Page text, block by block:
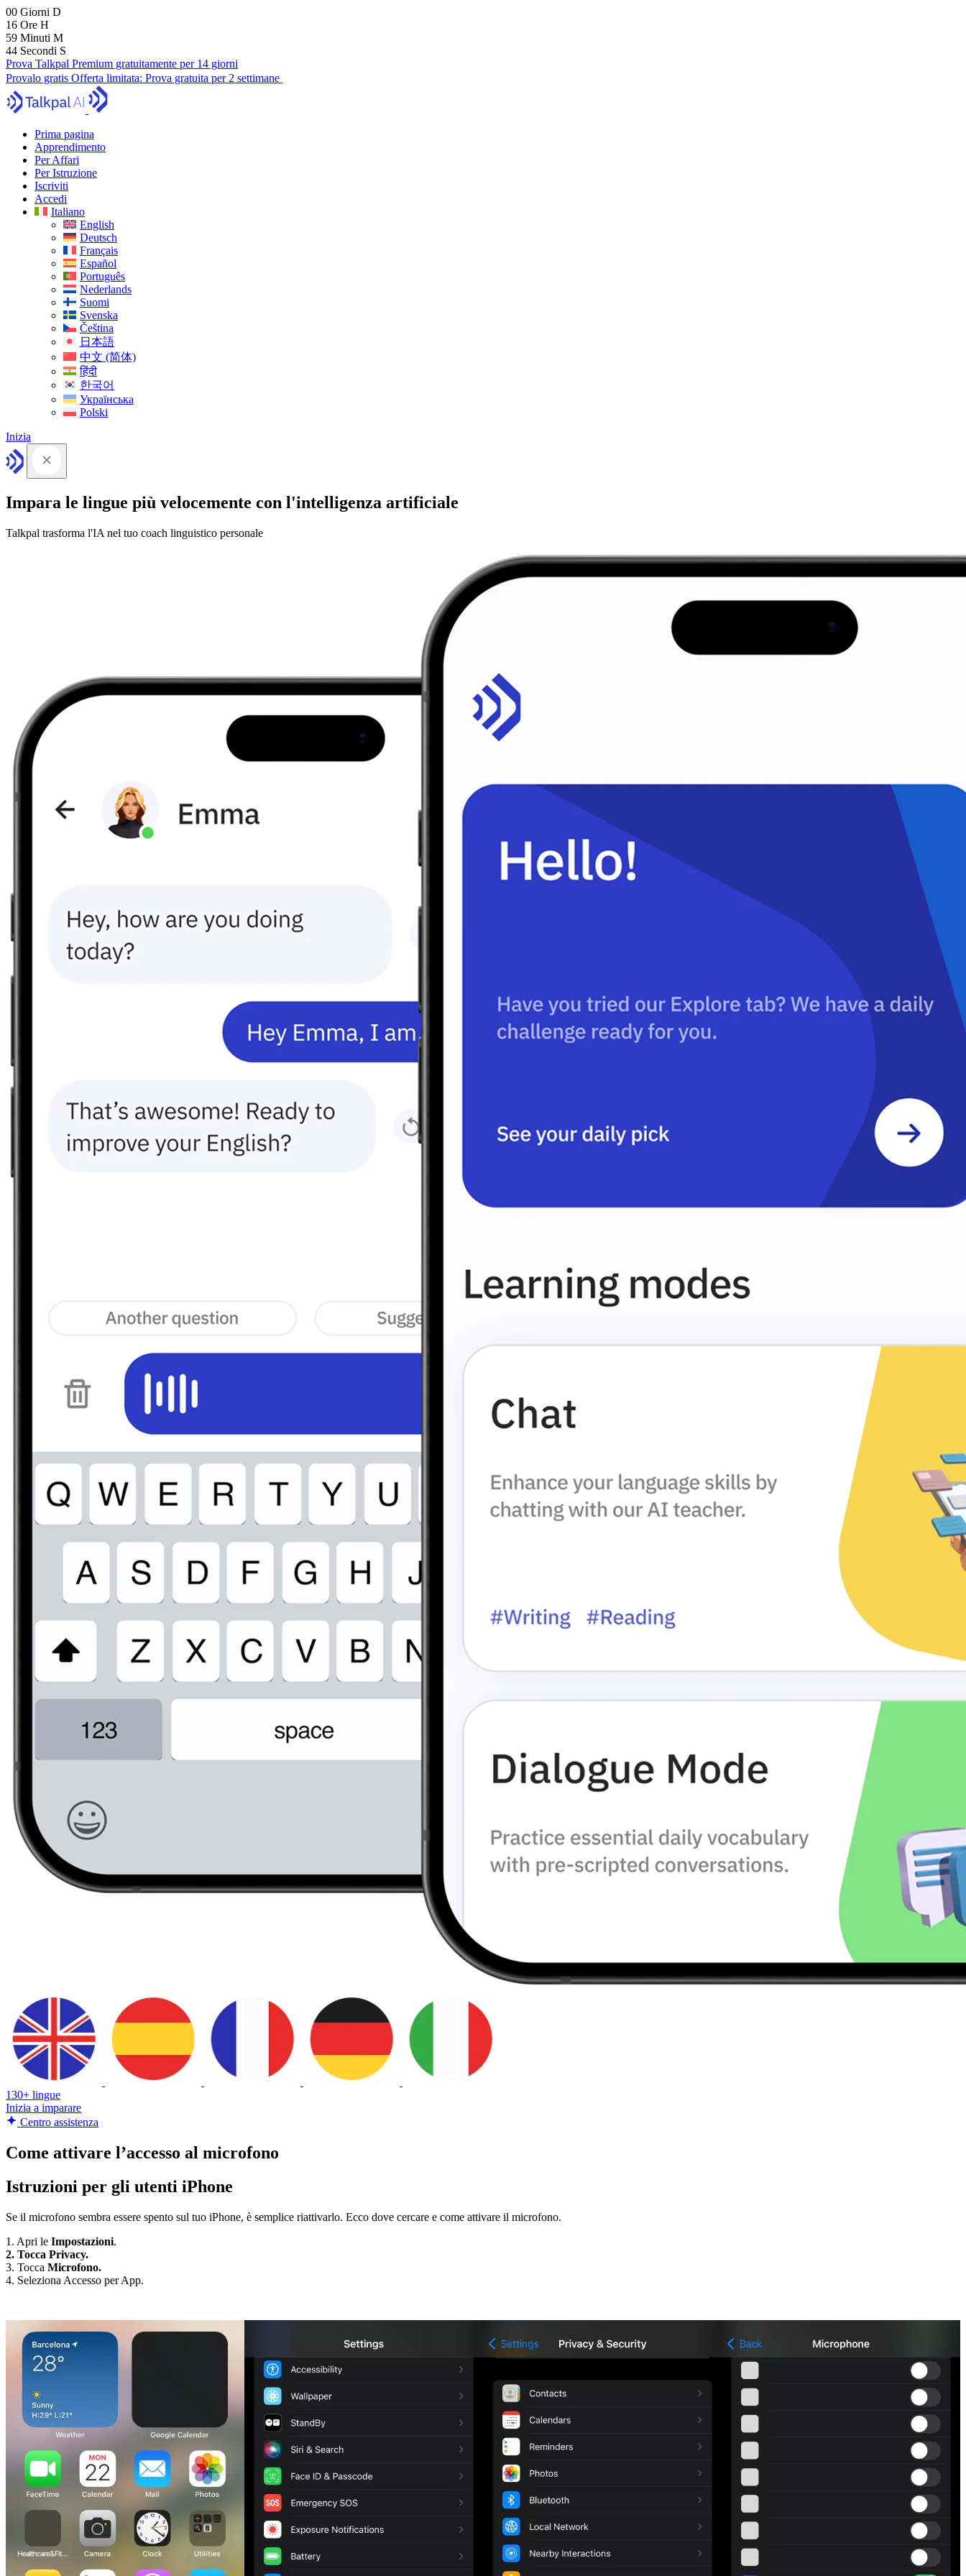
00 Giorni D
16 Ore H
59 Minuti M
43 Secondi S
Prova Talkpal Premium gratuitamente per 14 giorni
Provalo gratis Offerta limitata: Prova gratuita per 2 settimane
Prima pagina
Apprendimento
Per Affari
Per Istruzione
Iscriviti
Accedi
Italiano
English
Deutsch
Français
Español
Português
Nederlands
Suomi
Svenska
Čeština
日本語
中文 (简体)
हिंदी
한국어
Українська
Polski
Inizia
Impara le lingue più velocemente con l'intelligenza artificiale
Talkpal trasforma l'IA nel tuo coach linguistico personale
130+ lingue
Inizia a imparare
Centro assistenza
Come attivare l’accesso al microfono
Istruzioni per gli utenti iPhone
Se il microfono sembra essere spento sul tuo iPhone, è semplice riattivarlo. Ecco dove cercare e come attivare il microfono.
1. Apri le Impostazioni.
2. Tocca Privacy.
3. Tocca Microfono.
4. Seleziona Accesso per App.